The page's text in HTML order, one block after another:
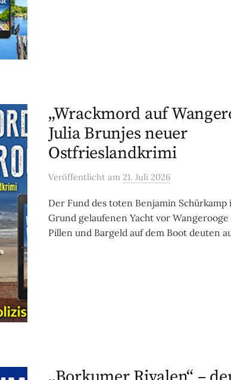
„Wrackmord auf
Julia Brunjes neuer
Ostfrieslandkrimi
Veröffentlicht am 21. Juli 2026
Der Fund des toten Benjamin Schürkamp
Grund gelaufenen Yacht vor Wangerooge
Pillen und Bargeld auf dem Boot deuten